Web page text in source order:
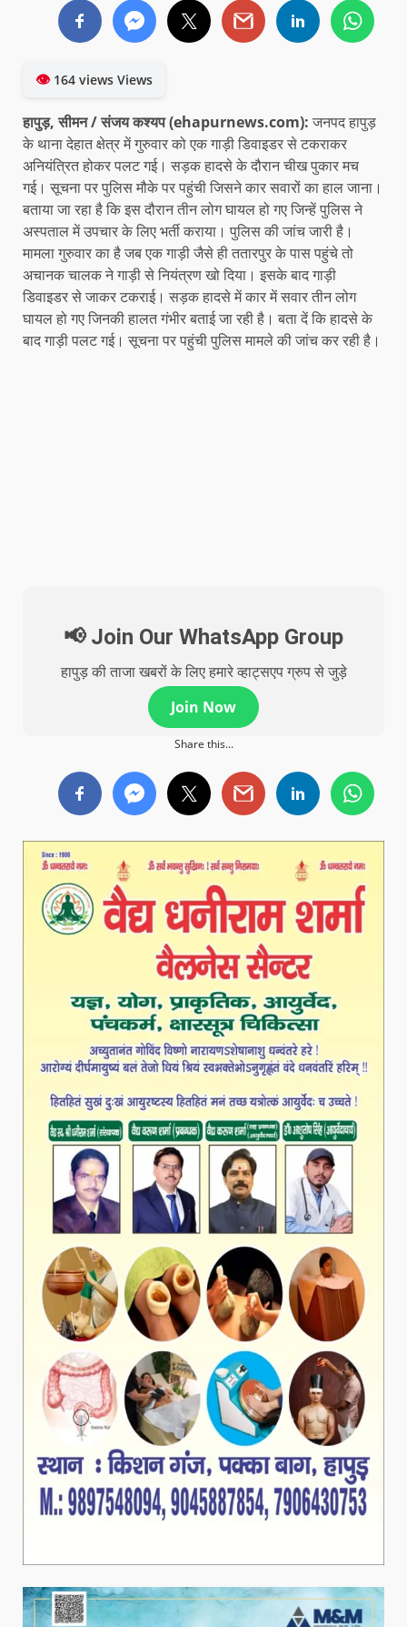
👁164 views Views
हापुड़, सीमन / संजय कश्यप (ehapurnews.com): जनपद हापुड़
के थाना देहात क्षेत्र में गुरुवार को एक गाड़ी डिवाइडर से टकराकर
अनियंत्रित होकर पलट गई। सड़क हादसे के दौरान चीख पुकार मच
गई। सूचना पर पुलिस मौके पर पहुंची जिसने कार सवारों का हाल जाना।
बताया जा रहा है कि इस दौरान तीन लोग घायल हो गए जिन्हें पुलिस ने
अस्पताल में उपचार के लिए भर्ती कराया। पुलिस की जांच जारी है।
मामला गुरुवार का है जब एक गाड़ी जैसे ही ततारपुर के पास पहुंचे तो
अचानक चालक ने गाड़ी से नियंत्रण खो दिया। इसके बाद गाड़ी
डिवाइडर से जाकर टकराई। सड़क हादसे में कार में सवार तीन लोग
घायल हो गए जिनकी हालत गंभीर बताई जा रही है। बता दें कि हादसे के
बाद गाड़ी पलट गई। सूचना पर पहुंची पुलिस मामले की जांच कर रही है।
📢 Join Our WhatsApp Group
हापुड़ की ताजा खबरों के लिए हमारे व्हाट्सएप ग्रुप से जुड़े
Join Now
Share this...